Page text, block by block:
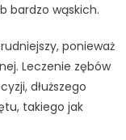
bardzo wąskich.
ponieważ
Leczenie zębów
dłuższego
takiego jak